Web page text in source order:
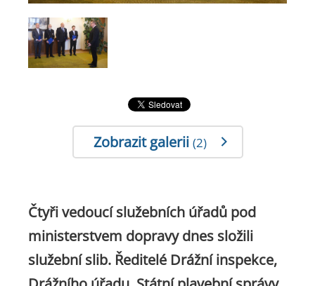
Zobrazit galerii (2)
Čtyři vedoucí služebních úřadů pod
ministerstvem dopravy dnes složili
služební slib. Ředitelé Drážní inspekce,